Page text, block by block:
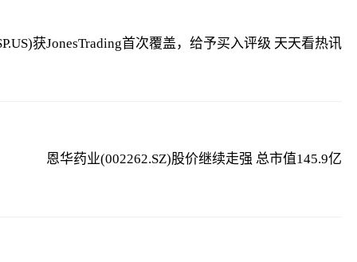
获JonesTrading首次覆盖，给予买入评级 天天看热讯
恩华药业(002262.SZ)股价继续走强 总市值145.9亿